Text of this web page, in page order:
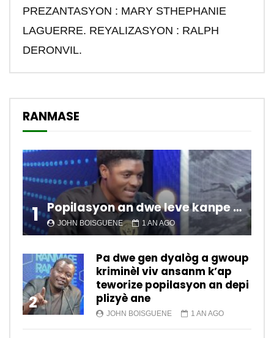
PREZANTASYON : MARY STHEPHANIE
LAGUERRE. REYALIZASYON : RALPH
DERONVIL.
RANMASE
1 Popilasyon an dwe leve kanpe pou chanje sitiyasyon kawotik l’ap viv nan peyi a.
JOHN BOISGUENE 1 AN AGO
2
Pa dwe gen dyalòg a gwoup
kriminèl viv ansanm k’ap
teworize popilasyon an depi
plizyè ane
JOHN BOISGUENE 1 AN AGO